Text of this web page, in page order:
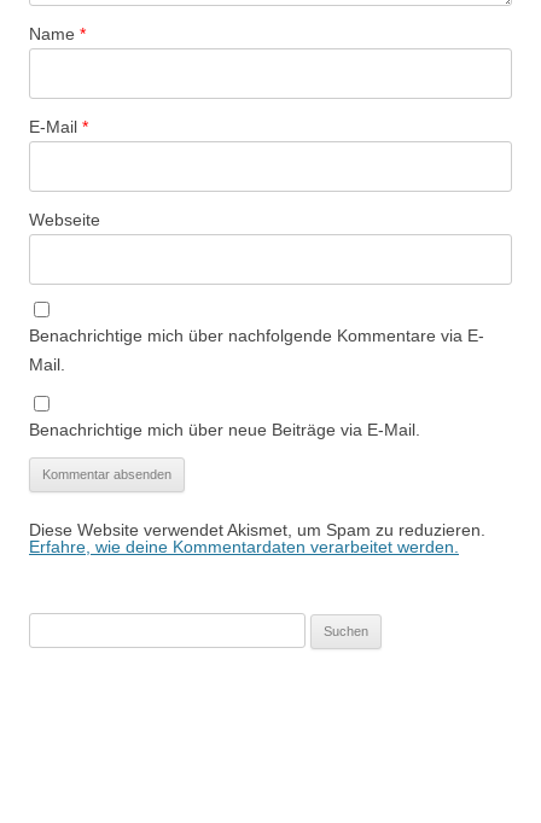
Name *
E-Mail *
Webseite
Benachrichtige mich über nachfolgende Kommentare via E-
Mail.
Benachrichtige mich über neue Beiträge via E-Mail.
Diese Website verwendet Akismet, um Spam zu reduzieren.
Erfahre, wie deine Kommentardaten verarbeitet werden.